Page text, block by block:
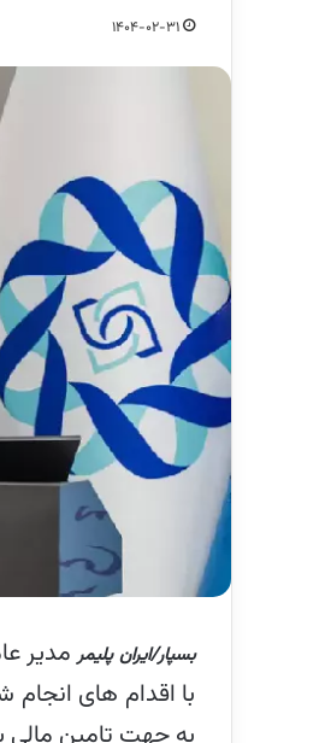
1404-02-31
بسپار/ایران پلیمر مدیر
با اقدام های